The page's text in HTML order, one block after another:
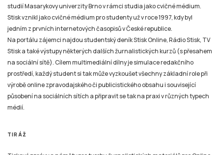
studií Masarykovy univerzity Brno v rámci studia jako cvičné médium.
Stisk vznikl jako cvičné médium pro studenty už v roce 1997, kdy byl
jedním z prvních internetových časopisů v České republice.
Na portálu zájemci najdou studentský deník Stisk Online, Rádio Stisk, TV
Stisk a také výstupy některých dalších žurnalistických kurzů (s přesahem
na sociální sítě). Cílem multimediální dílny je simulace redakčního
prostředí, každý student si tak může vyzkoušet všechny základní role při
výrobě online zpravodajského či publicistického obsahu i související
působení na sociálních sítích a připravit se tak na praxi v různých typech
médií.
TIRÁŽ